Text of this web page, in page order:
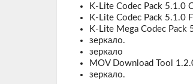
K-Lite Codec Pack
K-Lite Codec Pack
K-Lite Mega Codec
зеркало.
зеркало
MOV Download Tool
зеркало.